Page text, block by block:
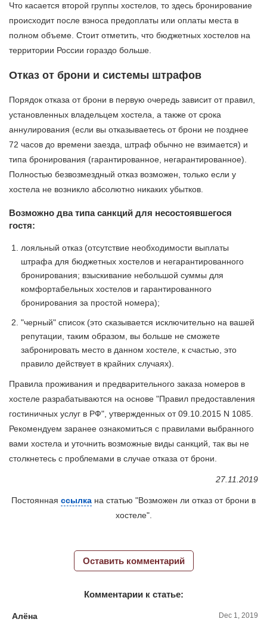
Что касается второй группы хостелов, то здесь бронирование
происходит после взноса предоплаты или оплаты места в
полном объеме. Стоит отметить, что бюджетных хостелов на
территории России гораздо больше.
Отказ от брони и системы штрафов
Порядок отказа от брони в первую очередь зависит от правил,
установленных владельцем хостела, а также от срока
аннулирования (если вы отказываетесь от брони не позднее
72 часов до времени заезда, штраф обычно не взимается) и
типа бронирования (гарантированное, негарантированное).
Полностью безвозмездный отказ возможен, только если у
хостела не возникло абсолютно никаких убытков.
Возможно два типа санкций для несостоявшегося
гостя:
лояльный отказ (отсутствие необходимости выплаты
штрафа для бюджетных хостелов и негарантированного
бронирования; взыскивание небольшой суммы для
комфортабельных хостелов и гарантированного
бронирования за простой номера);
"черный" список (это сказывается исключительно на вашей
репутации, таким образом, вы больше не сможете
забронировать место в данном хостеле, к счастью, это
правило действует в крайних случаях).
Правила проживания и предварительного заказа номеров в
хостеле разрабатываются на основе "Правил предоставления
гостиничных услуг в РФ", утвержденных от 09.10.2015 N 1085.
Рекомендуем заранее ознакомиться с правилами выбранного
вами хостела и уточнить возможные виды санкций, так вы не
столкнетесь с проблемами в случае отказа от брони.
27.11.2019
Постоянная ссылка на статью "Возможен ли отказ от брони в
хостеле".
Оставить комментарий
Комментарии к статье:
Алёна Dec 1, 2019